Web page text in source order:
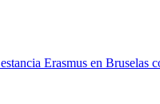
Erasmus en Bruselas